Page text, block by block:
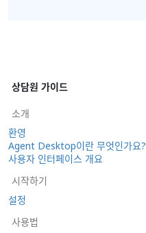
상담원 가이드
소개
환영
Agent Desktop이란 무엇인가요?
사용자 인터페이스 개요
시작하기
설정
사용법